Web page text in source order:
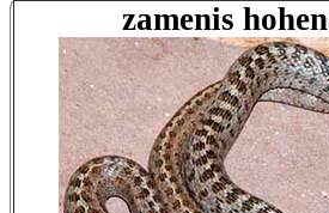
zamenis